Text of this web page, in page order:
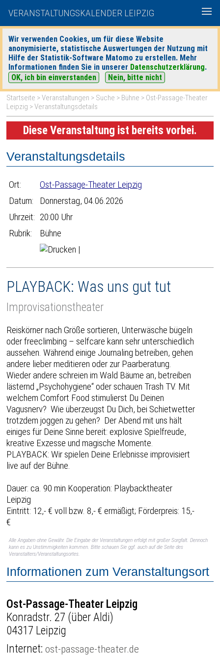
VERANSTALTUNGSKALENDER LEIPZIG
Wir verwenden Cookies, um für diese Website
anonymisierte, statistische Auswertungen der Nutzung mit
Hilfe der Statistik-Software Matomo zu erstellen. Mehr
Informationen finden Sie in unserer Datenschutzerklärung.
OK, ich bin einverstanden
Nein, bitte nicht
heute|morgen| Detaillierte Suche
Startseite >Veranstaltungen > Suche > Bühne > Ost-Passage-Theater
Leipzig > Veranstaltungsdetails
Diese Veranstaltung ist bereits vorbei.
Veranstaltungsdetails
Ort:
Ost-Passage-Theater Leipzig
Datum:
Donnerstag, 04.06.2026
Uhrzeit: 20:00 Uhr
Rubrik:
Bühne
|
PLAYBACK: Was uns gut tut
Improvisationstheater
Reiskörner nach Größe sortieren, Unterwäsche bügeln
oder freeclimbing – selfcare kann sehr unterschiedlich
aussehen. Während einige Journaling betreiben, gehen
andere lieber meditieren oder zur Paarberatung.
Wieder andere schreien im Wald Bäume an, betreiben
lästernd „Psychohygiene“ oder schauen Trash TV. Mit
welchem Comfort Food stimulierst Du Deinen
Vagusnerv? Wie überzeugst Du Dich, bei Schietwetter
trotzdem joggen zu gehen? Der Abend mit uns hält
einiges für Deine Sinne bereit: explosive Spielfreude,
kreative Exzesse und magische Momente.
PLAYBACK: Wir spielen Deine Erlebnisse improvisiert
live auf der Bühne.
Dauer: ca. 90 min Kooperation: Playbacktheater
Leipzig
Eintritt: 12,- € voll bzw. 8,- € ermäßigt; Förderpreis: 15,-
€
Alle Angaben ohne Gewähr. Die Eingabe der Veranstaltungen erfolgt mit großer Sorgfalt. Dennoch
kann es zu Unstimmigkeiten kommen. Bitte schauen Sie ggf. auch auf die Seite des
Veranstalters/Veranstaltungsortes.
Informationen zum Veranstaltungsort
Ost-Passage-Theater Leipzig
Konradstr. 27 (über Aldi)
04317 Leipzig
Internet:ost-passage-theater.de